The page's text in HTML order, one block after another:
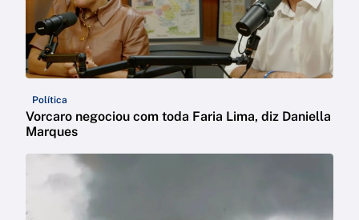
Política
Vorcaro negociou com toda Faria Lima, diz Daniella
Marques